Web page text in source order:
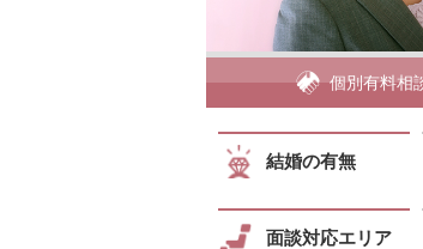
個別有料相
結婚の有無
面談対応エリア